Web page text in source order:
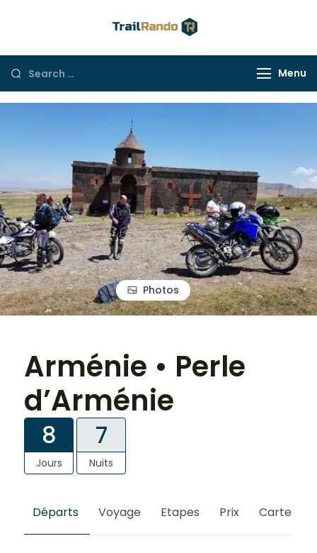
Menu
Photos
Arménie • Perle
d’Arménie
8
Jours
7
Nuits
Départs Voyage Etapes Prix Carte